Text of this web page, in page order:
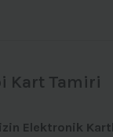
Kart Tamiri
Elektronik